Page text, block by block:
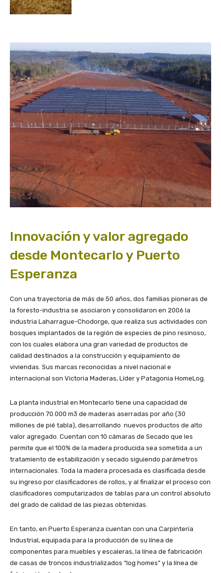
Innovación y valor agregado
desde Montecarlo y Puerto
Esperanza
Con una trayectoria de más de 50 años, dos familias pioneras de
la foresto-industria se asociaron y consolidaron en 2006 la
industria Laharrague-Chodorge, que realiza sus actividades con
bosques implantados de la región de especies de pino resinoso,
con los cuales elabora una gran variedad de productos de
calidad destinados a la construcción y equipamiento de
viviendas. Sus marcas reconocidas a nivel nacional e
internacional son Victoria Maderas, Líder y Patagonia HomeLog.
La planta industrial en Montecarlo tiene una capacidad de
producción 70.000 m3 de maderas aserradas por año (30
millones de pié tabla), desarrollando nuevos productos de alto
valor agregado. Cuentan con 10 cámaras de Secado que les
permite que el 100% de la madera producida sea sometida a un
tratamiento de estabilización y secado siguiendo parámetros
internacionales. Toda la madera procesada es clasificada desde
su ingreso por clasificadores de rollos, y al finalizar el proceso con
clasificadores computarizados de tablas para un control absoluto
del grado de calidad de las piezas obtenidas.
​En tanto, en Puerto Esperanza cuentan con una Carpintería
Industrial, equipada para la producción de su línea de
componentes para muebles y escaleras, la línea de fabricación
de casas de troncos industrializados “log homes” y la línea de